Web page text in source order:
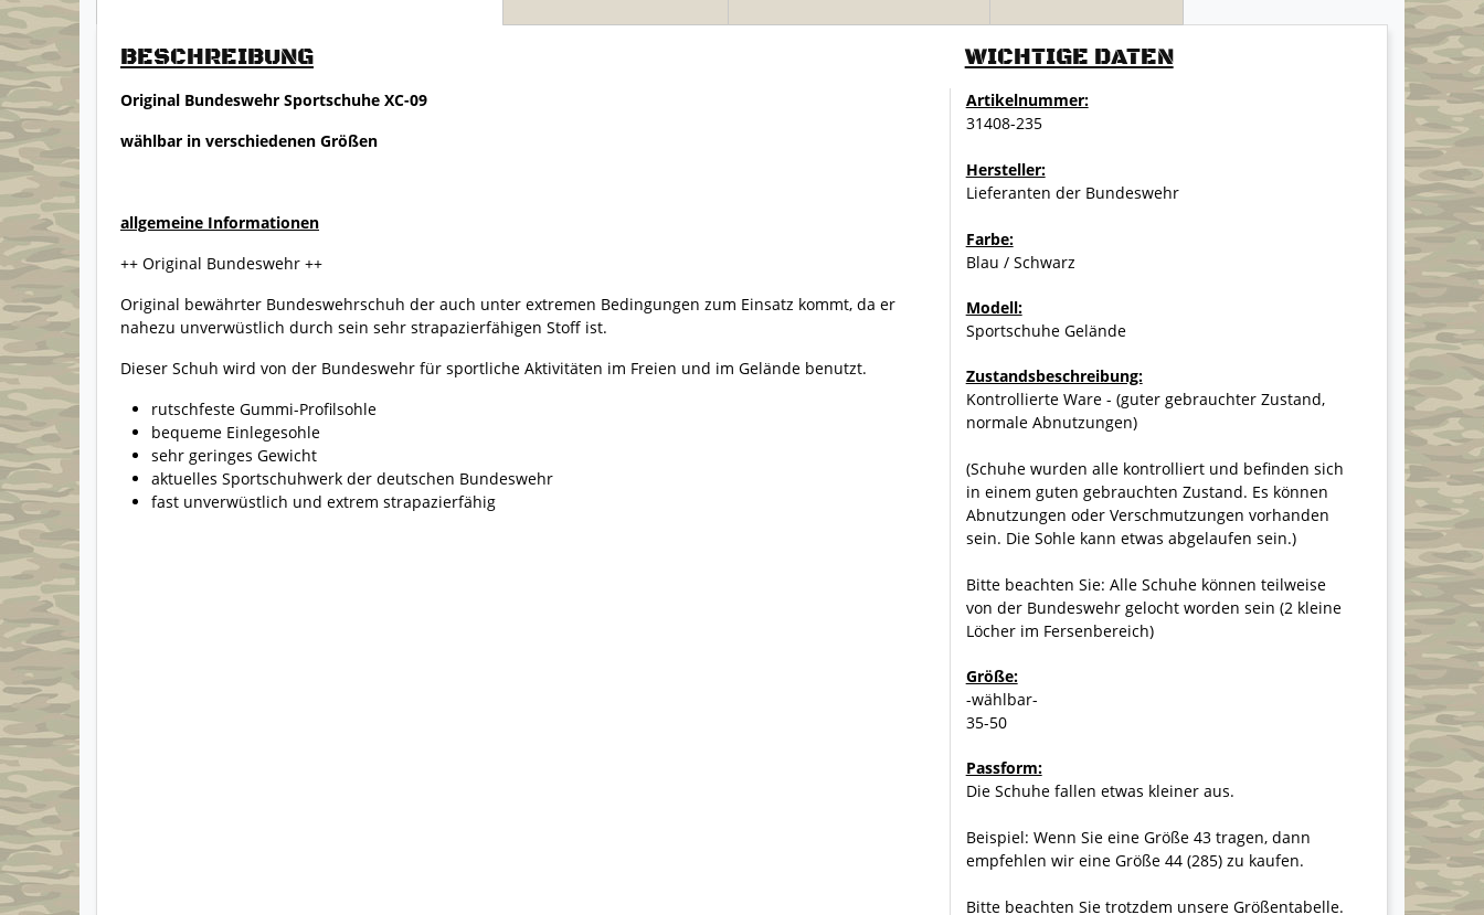
BESCHREIBUNG
Original Bundeswehr Sportschuhe XC-09
wählbar in verschiedenen Größen
allgemeine Informationen
++ Original Bundeswehr ++
Original bewährter Bundeswehrschuh der auch unter extremen Bedingungen zum Einsatz kommt, da er
nahezu unverwüstlich durch sein sehr strapazierfähigen Stoff ist.
Dieser Schuh wird von der Bundeswehr für sportliche Aktivitäten im Freien und im Gelände benutzt.
rutschfeste Gummi-Profilsohle
bequeme Einlegesohle
sehr geringes Gewicht
aktuelles Sportschuhwerk der deutschen Bundeswehr
fast unverwüstlich und extrem strapazierfähig
WICHTIGE DATEN
Artikelnummer:
31408-235
Hersteller:
Lieferanten der Bundeswehr
Farbe:
Blau / Schwarz
Modell:
Sportschuhe Gelände
Zustandsbeschreibung:
Kontrollierte Ware - (guter gebrauchter Zustand,
normale Abnutzungen)
(Schuhe wurden alle kontrolliert und befinden sich
in einem guten gebrauchten Zustand. Es können
Abnutzungen oder Verschmutzungen vorhanden
sein. Die Sohle kann etwas abgelaufen sein.)
Bitte beachten Sie: Alle Schuhe können teilweise
von der Bundeswehr gelocht worden sein (2 kleine
Löcher im Fersenbereich)
Größe:
-wählbar-
35-50
Passform:
Die Schuhe fallen etwas kleiner aus.
Beispiel: Wenn Sie eine Größe 43 tragen, dann
empfehlen wir eine Größe 44 (285) zu kaufen.
Bitte beachten Sie trotzdem unsere Größentabelle.